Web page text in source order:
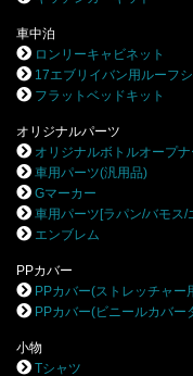
車中泊
ロンリーキャビネット
17エブリイバン用ルーフ
フラットベッドキット
オリジナルパーツ
オリジナルボトルオープナ
車用パーツ(汎用品)
Gマーカー
車用パーツ[ラパン/バモス/
エンブレム
PPカバー
PPカバー(ストレッチャ
PPカバー(ビニールカバー
小物
Tシャツ